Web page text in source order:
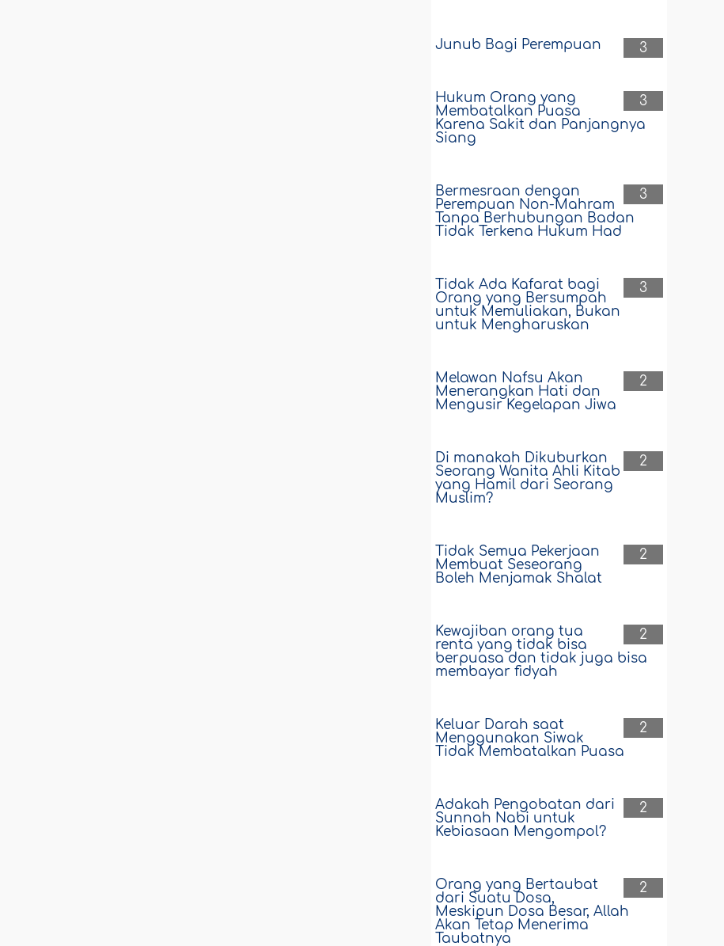
3
Junub Bagi Perempuan
3
Hukum Orang yang
Membatalkan Puasa
Karena Sakit dan Panjangnya
Siang
3
Bermesraan dengan
Perempuan Non-Mahram
Tanpa Berhubungan Badan
Tidak Terkena Hukum Had
3
Tidak Ada Kafarat bagi
Orang yang Bersumpah
untuk Memuliakan, Bukan
untuk Mengharuskan
2
Melawan Nafsu Akan
Menerangkan Hati dan
Mengusir Kegelapan Jiwa
2
Di manakah Dikuburkan
Seorang Wanita Ahli Kitab
yang Hamil dari Seorang
Muslim?
2
Tidak Semua Pekerjaan
Membuat Seseorang
Boleh Menjamak Shalat
2
Kewajiban orang tua
renta yang tidak bisa
berpuasa dan tidak juga bisa
membayar fidyah
2
Keluar Darah saat
Menggunakan Siwak
Tidak Membatalkan Puasa
2
Adakah Pengobatan dari
Sunnah Nabi untuk
Kebiasaan Mengompol?
2
Orang yang Bertaubat
dari Suatu Dosa,
Meskipun Dosa Besar, Allah
Akan Tetap Menerima
Taubatnya